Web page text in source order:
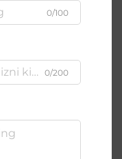
0/100
0/200